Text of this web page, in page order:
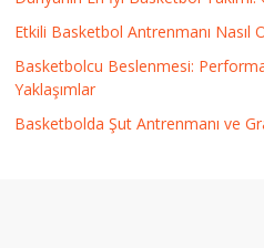
Etkili Basketbol Antrenmanı Nasıl
Basketbolcu Beslenmesi:
Yaklaşımlar
Basketbolda Şut Antrenmanı ve